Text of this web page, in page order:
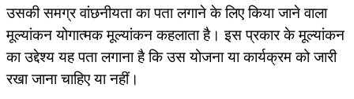
उसकी समग्र वांछनीयता का पता लगाने के लिए किया जाने वाला
मूल्यांकन योगात्मक मूल्यांकन कहलाता है। इस प्रकार के मूल्यांकन
का उद्देश्य यह पता लगाना है कि उस योजना या कार्यक्रम को जारी
रखा जाना चाहिए या नहीं।